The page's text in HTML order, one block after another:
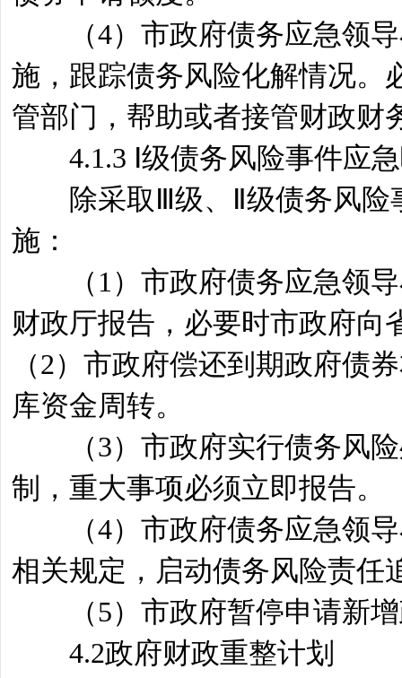
（4）市政府债务应急领导
施，跟踪债务风险化解情况。
管部门，帮助或者接管财政财
4.1.3 Ⅰ级债务风险事件应
除采取Ⅲ级、Ⅱ级债务风险
施：
（1）市政府债务应急领导
财政厅报告，必要时市政府向
（2）市政府偿还到期政府债
库资金周转。
（3）市政府实行债务风险
制，重大事项必须立即报告。
（4）市政府债务应急领导
相关规定，启动债务风险责任
（5）市政府暂停申请新增
4.2政府财政重整计划